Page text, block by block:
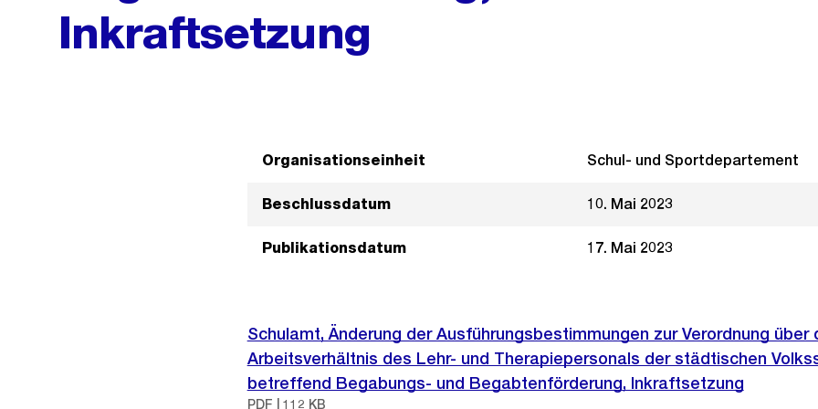
Inkraftsetzung
Organisationseinheit Schul- und Sportdepartement
Beschlussdatum 10. Mai 2023
Publikationsdatum 17. Mai 2023
Schulamt, Änderung der Ausführungsbestimmungen zur Verordnung über
Arbeitsverhältnis des Lehr- und Therapiepersonals der städtischen
betreffend Begabungs- und Begabtenförderung, Inkraftsetzung
PDF | 112 KB